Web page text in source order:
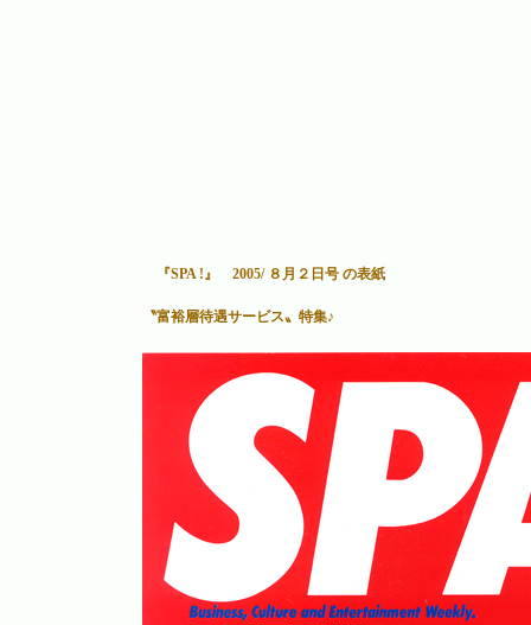
『SPA !』 2005/ ８月２日号 の表紙
〝富裕層待遇サービス〟特集♪